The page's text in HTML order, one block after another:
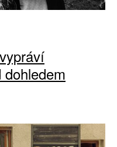
dohledem